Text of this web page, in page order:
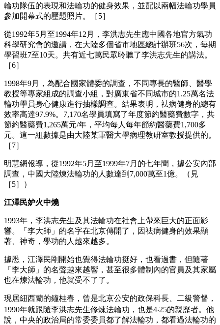
輪功隊伍的表現和法輪功的健身效果，並配以兩幅法輪功學員
參加開幕式的壓題照片。［5］
從1992年5月至1994年12月，李洪志先生應中國各地官方氣功
科學研究會的邀請，在大陸多個省市地區總計辦班56次，每期
學習班7至10天。共有近七萬民眾聆聽了李洪志先生的講法。
［6］
1998年9月，為配合國家體委的調查，不同專長的醫師、醫學
教授等專家組成的調查小組，對廣東省不同城市的1.25萬名法
輪功學員身心健康進行抽樣調查。結果表明，祛病健身的總有
效率高達97.9%。7,170名學員填寫了年度節約醫藥費數字，共
節約醫藥費1,265萬元/年，平均每人每年節約醫藥費1,700多
元。這一組數據是由大陸某軍醫大學病理教研室教授提供的。
［7］
明慧網報導，從1992年5月至1999年7月的七年間，據公安內部
調查，中國大陸煉法輪功的人數達到7,000萬至1億。（見
［5］）
江澤民妒火中燒
1993年，李洪志先生及其法輪功在社會上帶來巨大的正面影
響。「李大師」的名字在北京傳開了，因祛病健身的效果顯
著、神奇，學功的人越來越多。
據悉，江澤民剛開始也覺得法輪功挺好，也看過書，但隨著
「李大師」的名聲越來越響，甚至很多體制內的官員及其家屬
也在煉法輪功，他就受不了了。
現居紐西蘭的鐘桂春，曾是北京公安的政保科長、二級警督，
1990年就跟隨李洪志先生修煉法輪功，也是4‧25的親歷者。他
說，中央的政治局的常委委員都了解法輪功，都看過法輪功的